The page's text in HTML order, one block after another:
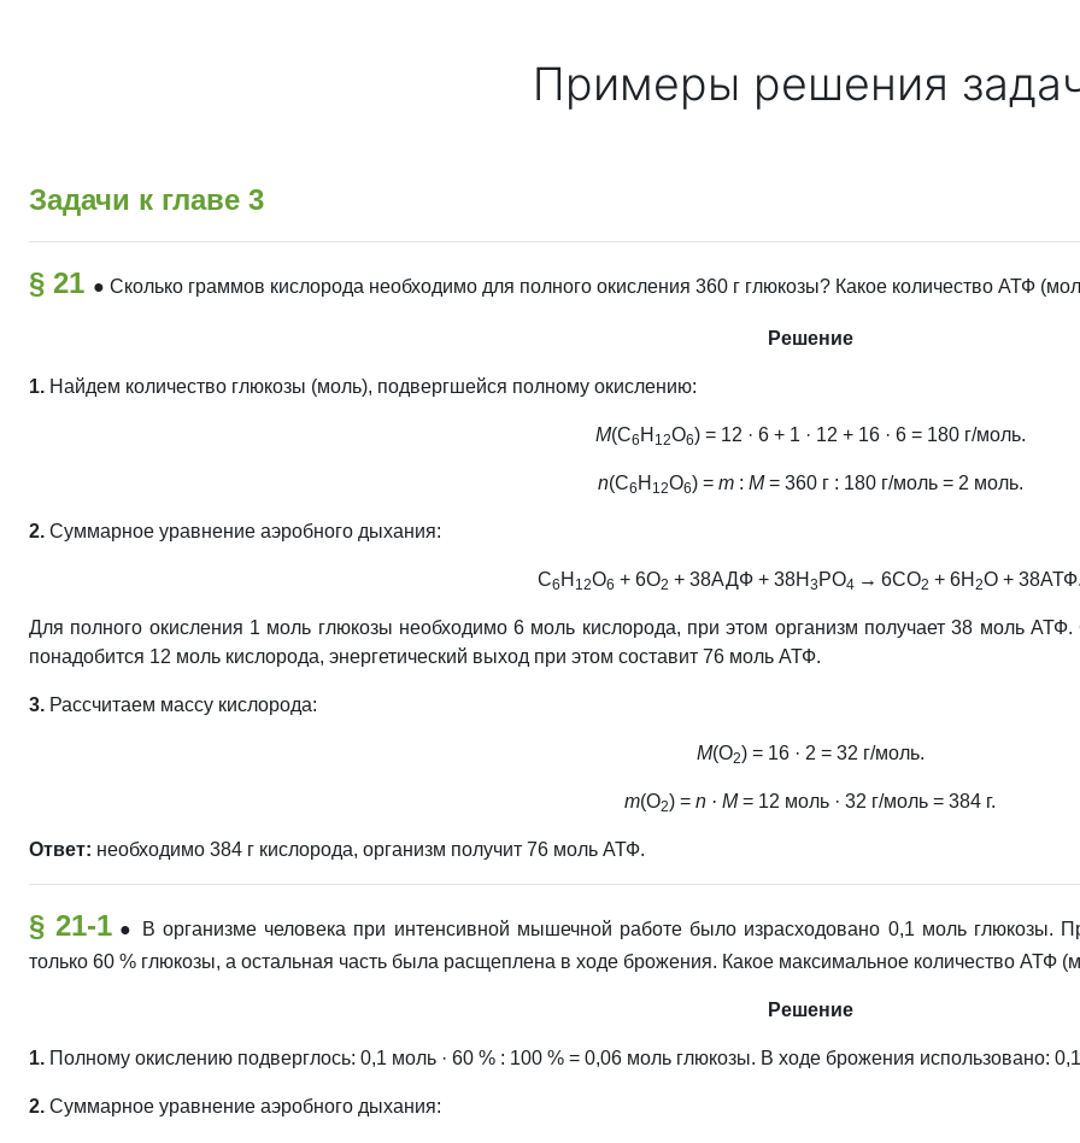
Примеры решения
Задачи к главе 3
§ 21 ● Сколько граммов кислорода необходимо для полного окисления 360 г глюкозы? Какое количество АТФ
Решение
1. Найдем количество глюкозы (моль), подвергшейся полному окислению:
М(С6 Н 12О6) = 12 · 6 + 1 · 12 + 16 · 6 = 180 г/моль.
n(С6 Н 12О6) = m : M= 360 г : 180 г/моль = 2 моль.
2. Суммарное уравнение аэробного дыхания:
С6 Н 12О6 + 6О2 + 38АДФ + 38Н 3 РО4 → 6СО2 + 6Н 2О + 38АТФ.
Для полного окисления 1 моль глюкозы необходимо 6 моль кислорода, при этом организм получает 38 моль
понадобится 12 моль кислорода, энергетический выход при этом составит 76 моль АТФ.
3. Рассчитаем массу кислорода:
М(О2) = 16 · 2 = 32 г/моль.
m(О2) = n · M= 12 моль · 32 г/моль = 384 г.
Ответ: необходимо 384 г кислорода, организм получит 76 моль АТФ.
§ 21-1 ●
В организме человека при интенсивной мышечной работе было израсходовано 0,1 моль глюкозы.
только 60 % глюкозы, а остальная часть была расщеплена в ходе брожения. Какое максимальное количество АТФ
Решение
1. Полному окислению подверглось: 0,1 моль · 60 % : 100 % = 0,06 моль глюкозы. В ходе брожения использовано:
2. Суммарное уравнение аэробного дыхания: